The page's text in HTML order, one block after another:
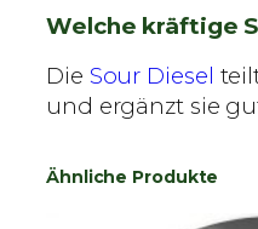
Welche kräftige
Die Sour Diesel
und ergänzt sie
Ähnliche Produkte